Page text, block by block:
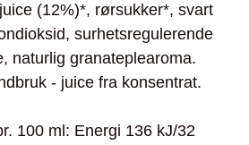
(12%)*, rørsukker*, svart
surhetsregulerende
naturlig granateplearoma.
- juice fra konsentrat.
100 ml: Energi 136 kJ/32